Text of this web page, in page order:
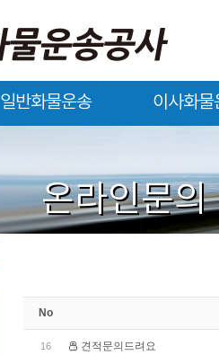
일반화물운송 이사화물
온라인문의
No
16 견적문의드려요